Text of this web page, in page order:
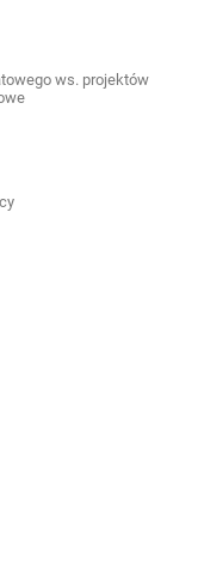
ws. projektów